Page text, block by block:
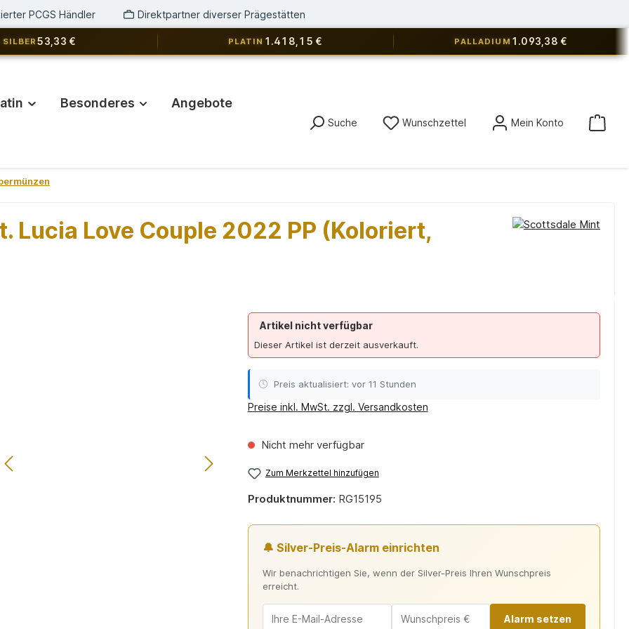
PCGS Händler Direktpartner diverser Prägestätten
SILBER 53,33 € PLATIN 1.418,15 € PALLADIUM 1.093,38 €
Besonderes Angebote
Suche Wunschzettel Du hast 0 Produkte auf dem
Mein Konto
Lucia Love Couple 2022 PP (Koloriert,
Artikel nicht verfügbar
Dieser Artikel ist derzeit ausverkauft.
Preis aktualisiert: vor 11 Stunden
Preise inkl. MwSt. zzgl. Versandkosten
Nicht mehr verfügbar
Zum Merkzettel hinzufügen
Produktnummer: RG15195
🔔 Silver-Preis-Alarm einrichten
Wir benachrichtigen Sie, wenn der Silver-Preis Ihren Wunschpreis
erreicht.
Alarm setzen